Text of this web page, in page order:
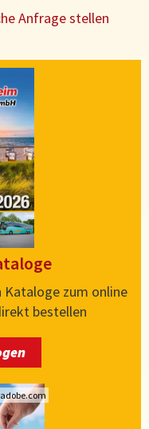
Anfrage stellen
Kataloge zum online
bestellen